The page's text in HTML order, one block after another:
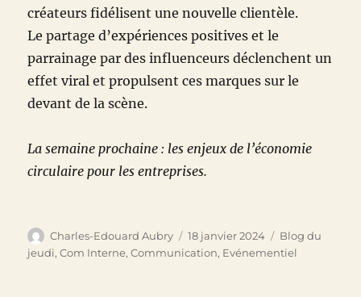
créateurs fidélisent une nouvelle clientèle.
Le partage d’expériences positives et le
parrainage par des influenceurs déclenchent un
effet viral et propulsent ces marques sur le
devant de la scène.
La semaine prochaine : les enjeux de l’économie
circulaire pour les entreprises.
Auteur
Charles-Edouard Aubry
Publié
le
18 janvier 2024 Catégories
Blog du
jeudi,Com Interne,Communication, Evénementiel